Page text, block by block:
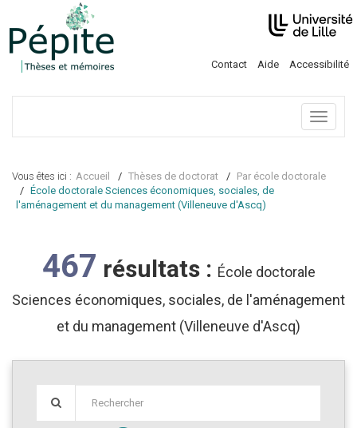
Contact Aide Accessibilité
Menu
Vous êtes ici : Accueil Thèses de doctorat
Par école doctorale
École doctorale Sciences économiques, sociales, de
l'aménagement et du management (Villeneuve d'Ascq)
467 résultats : École doctorale
Sciences économiques, sociales, de l'aménagement
et du management (Villeneuve d'Ascq)